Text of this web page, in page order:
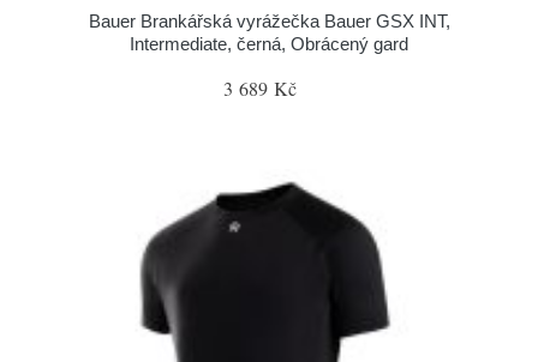
Bauer Brankářská vyrážečka Bauer GSX INT,
Intermediate, černá, Obrácený gard
3 689 Kč